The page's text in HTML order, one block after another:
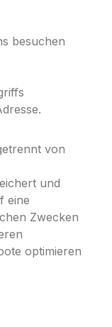
besuchen
von
und
eine
Zwecken
optimieren